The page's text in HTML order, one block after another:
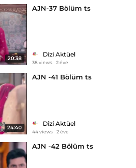
20:38
AJN-37 Bölüm ts
Dizi Aktüel
38 views 2 éve
24:40
AJN -41 Bölüm ts
Dizi Aktüel
44 views 2 éve
AJN -42 Bölüm ts